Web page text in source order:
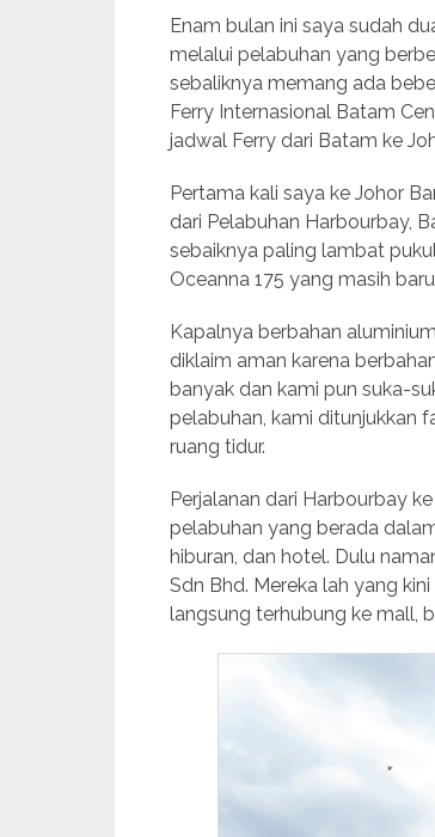
Enam bulan ini saya sudah
melalui pelabuhan yang
sebaliknya memang ada
Ferry Internasional Batam
jadwal Ferry dari Batam ke
Pertama kali saya ke Johor
dari Pelabuhan Harbourbay,
sebaiknya paling lambat
Oceanna 175 yang masih
Kapalnya berbahan
diklaim aman karena
banyak dan kami pun suka-
pelabuhan, kami ditunjukkan
ruang tidur.
Perjalanan dari Harbourbay
pelabuhan yang berada
hiburan, dan hotel. Dulu
Sdn Bhd. Mereka lah yang
langsung terhubung ke mall,